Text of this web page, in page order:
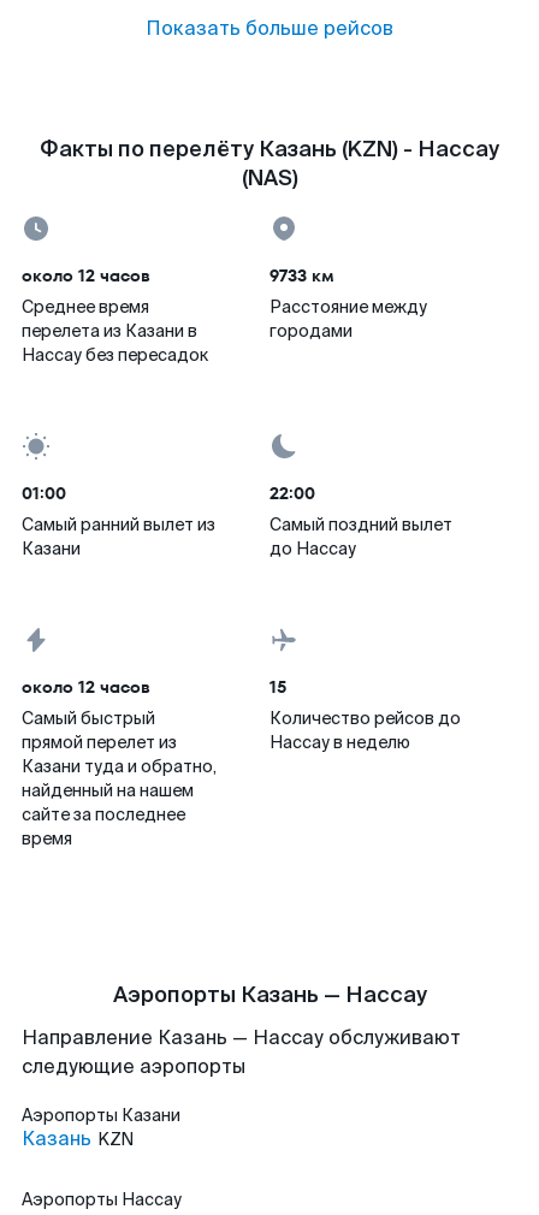
Показать больше рейсов
Факты по перелёту Казань (KZN) - Нассау
(NAS)
около 12 часов
Среднее время
перелета из Казани в
Нассау без пересадок
9733 км
Расстояние между
городами
01:00
Самый ранний вылет из
Казани
22:00
Самый поздний вылет
до Нассау
около 12 часов
Самый быстрый
прямой перелет из
Казани туда и обратно,
найденный на нашем
сайте за последнее
время
15
Количество рейсов до
Нассау в неделю
Аэропорты Казань — Нассау
Направление Казань — Нассау обслуживают
следующие аэропорты
Аэропорты Казани
Казань KZN
Аэропорты Нассау